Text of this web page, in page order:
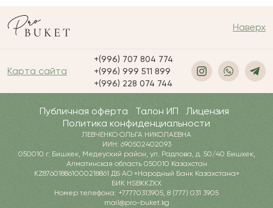
Наверх
Карта сайта
+(996) 707 804 774
+(996) 999 511 899
+(996) 228 074 744
Публичная оферта Талон ИП
Лицензия
Политика конфиденциальности
ЛЕВЧЕНКО ОЛЬГА НИКОЛАЕВНА
ИИН: 690502402093
050010 г. Бишкек, Медеуский район, ул. Радлова, д. 50/40 Бишкек,
Алматинская область 050010 Казахстан
KZ876018861000218861 ДБ АО «Народный Банк Казахстана»
БИК HSBKKZKX
Номер телефона: +77770313905, 8 (777) 031 3905
mail@pro-buket.kg